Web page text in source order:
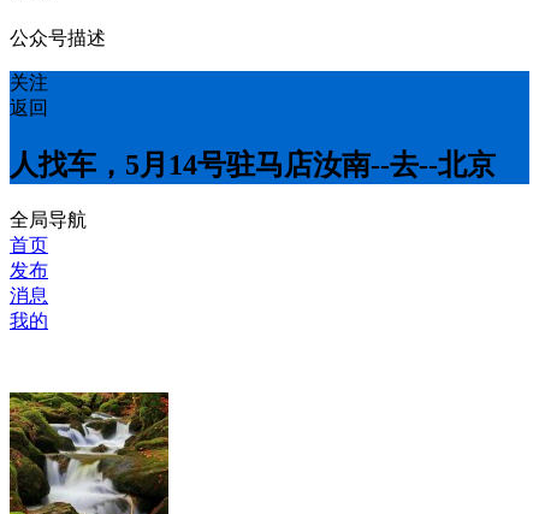
公众号描述
关注
返回
人找车，5月14号驻马店汝南--去--北京
全局导航
首页
发布
消息
我的